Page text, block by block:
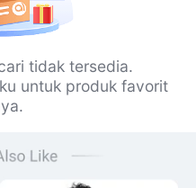
tidak tersedia.
untuk produk favorit